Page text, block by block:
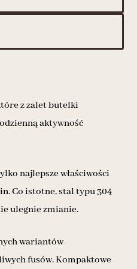
z zalet butelki
aktywność
najlepsze właściwości
. Co istotne, stal typu 304
ulegnie zmianie.
wariantów
fusów. Kompaktowe